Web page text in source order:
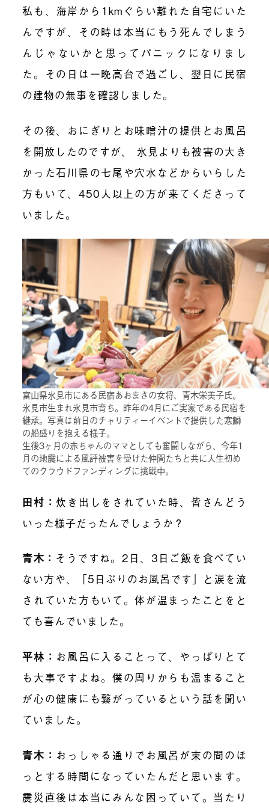
私も、海岸から1kmぐらい離れた自宅にいた
んですが、その時は本当にもう死んでしまう
んじゃないかと思ってパニックになりまし
た。その日は一晩高台で過ごし、翌日に民宿
の建物の無事を確認しました。
その後、おにぎりとお味噌汁の提供とお風呂
を開放したのですが、 氷見よりも被害の大き
かった石川県の七尾や穴水などからいらした
方もいて、450人以上の方が来てくださって
いました。
富山県氷見市にある民宿あおまさの女将、青木栄美子氏。
氷見市生まれ氷見市育ち。昨年の4月にご実家である民宿を
継承。写真は前日のチャリティーイベントで提供した寒鰤
の船盛りを抱える様子。
生後3ヶ月の赤ちゃんのママとしても奮闘しながら、今年1
月の地震による風評被害を受けた仲間たちと共に人生初め
てのクラウドファンディングに挑戦中。
田村： 炊き出しをされていた時、皆さんどう
いった様子だったんでしょうか？
青木： そうですね。2日、3日ご飯を食べてい
ない方や、「5日ぶりのお風呂です」と涙を流
されていた方もいて。体が温まったことをと
ても喜んでいました。
平林： お風呂に入ることって、やっぱりとて
も大事ですよね。僕の周りからも温まること
が心の健康にも繋がっているという話を聞い
ていました。
青木： おっしゃる通りでお風呂が束の間のほ
っとする時間になっていたんだと思います。
震災直後は本当にみんな困っていて。当たり